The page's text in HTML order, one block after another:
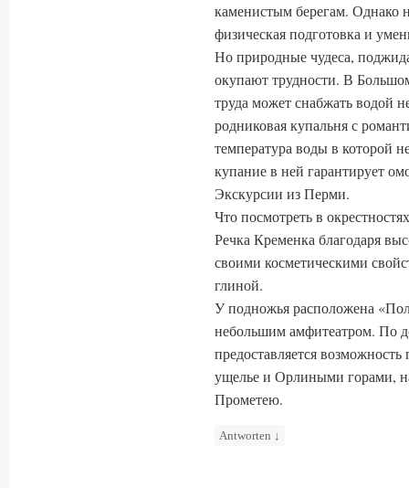
каменистым берегам. Однако
физическая подготовка и
Но природные чудеса,
окупают трудности. В
труда может снабжать водой
родниковая купальня с
температура воды в которой
купание в ней гарантирует
Экскурсии из Перми.
Что посмотреть в
Речка Кременка благодаря
своими косметическими
глиной.
У подножья расположена
небольшим амфитеатром. По
предоставляется
ущелье и Орлиными горами,
Прометею.
Antworten ↓